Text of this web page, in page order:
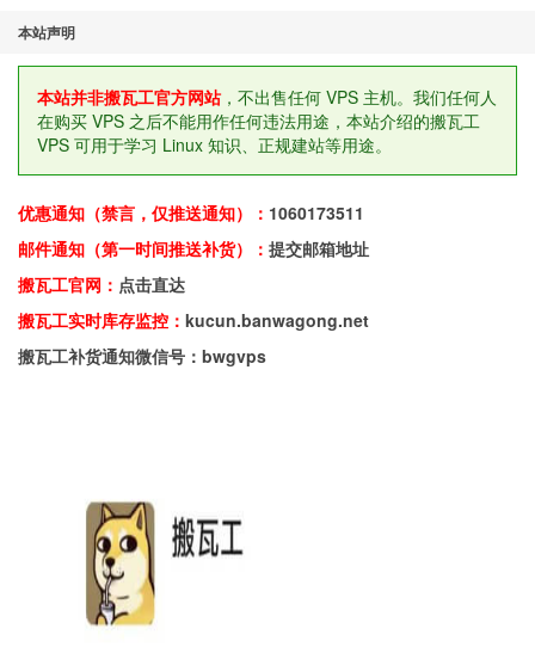
本站声明
本站并非搬瓦工官方网站，不出售任何 VPS 主机。我们任何人
在购买 VPS 之后不能用作任何违法用途，本站介绍的搬瓦工
VPS 可用于学习 Linux 知识、正规建站等用途。
优惠通知（禁言，仅推送通知）： 1060173511
邮件通知（第一时间推送补货）： 提交邮箱地址
搬瓦工官网： 点击直达
搬瓦工实时库存监控： kucun.banwagong.net
搬瓦工补货通知微信号：bwgvps